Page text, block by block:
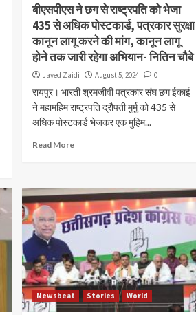
बीएसपीएस ने छग से राष्ट्रपति को भेजा
435 से अधिक पोस्टकार्ड, पत्रकार सुरक्षा
कानून लागू करने की मांग, कानून लागू
होने तक जारी रहेगा अभियान- नितिन चौबे
Javed Zaidi August 5, 2024 0
रायपुर। भारती श्रमजीवी पत्रकार संघ छग ईकाई
ने महामहिम राष्ट्रपति द्रौपती मुर्मु को 435 से
अधिक पोस्टकार्ड भेजकर एक मुहिम...
Read More
Newsbeat Stories World